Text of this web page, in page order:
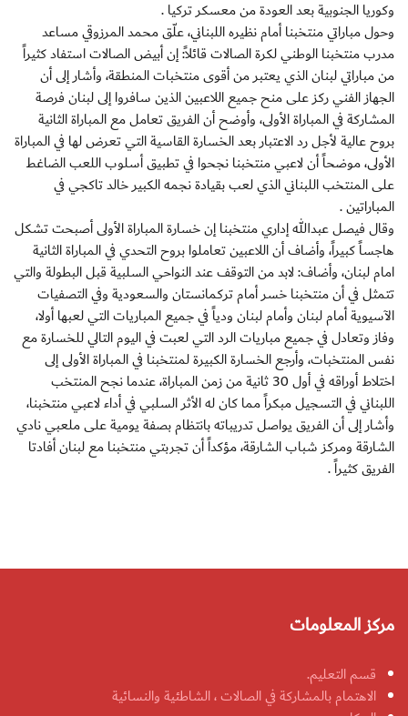
وكوريا الجنوبية بعد العودة من معسكر تركيا .
وحول مباراتي منتخبنا أمام نظيره اللبناني، علّق محمد المرزوقي مساعد
مدرب منتخبنا الوطني لكرة الصالات قائلاً: إن أبيض الصالات استفاد كثيراً
من مباراتي لبنان الذي يعتبر من أقوى منتخبات المنطقة، وأشار إلى أن
الجهاز الفني ركز على منح جميع اللاعبين الذين سافروا إلى لبنان فرصة
المشاركة في المباراة الأولى، وأوضح أن الفريق تعامل مع المباراة الثانية
بروح عالية لأجل رد الاعتبار بعد الخسارة القاسية التي تعرض لها في المباراة
الأولى، موضحاً أن لاعبي منتخبنا نجحوا في تطبيق أسلوب اللعب الضاغط
على المنتخب اللبناني الذي لعب بقيادة نجمه الكبير خالد تاكجي في
المباراتين .
وقال فيصل عبدالله إداري منتخبنا إن خسارة المباراة الأولى أصبحت تشكل
هاجساً كبيراً، وأضاف أن اللاعبين تعاملوا بروح التحدي في المباراة الثانية
امام لبنان، وأضاف: لابد من التوقف عند النواحي السلبية قبل البطولة والتي
تتمثل في أن منتخبنا خسر أمام تركمانستان والسعودية وفي التصفيات
الآسيوية أمام لبنان وأمام لبنان ودياً في جميع المباريات التي لعبها أولا،
وفاز وتعادل في جميع مباريات الرد التي لعبت في اليوم التالي للخسارة مع
نفس المنتخبات، وأرجع الخسارة الكبيرة لمنتخبنا في المباراة الأولى إلى
اختلاط أوراقه في أول 30 ثانية من زمن المباراة، عندما نجح المنتخب
اللبناني في التسجيل مبكراً مما كان له الأثر السلبي في أداء لاعبي منتخبنا،
وأشار إلى أن الفريق يواصل تدريباته بانتظام بصفة يومية على ملعبي نادي
الشارقة ومركز شباب الشارقة، مؤكداً أن تجربتي منتخبنا مع لبنان أفادتا
الفريق كثيراً .
مركز المعلومات
قسم التعليم.
الاهتمام بالمشاركة في الصالات ، الشاطئية والنسائية